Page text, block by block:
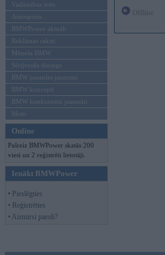
Vadāmības tests
Autosports
BMWPower aktuāli
Reklāmas raksti
Mēneša BMW
Sērijveida tūnings
BMW pasaules jaunumi
BMW koncepti
BMW konkurentu jaunumi
Moto
Online
Pašreiz BMWPower skatās 200
viesi un 2 reģistrēti lietotāji.
Ienākt BMWPower
• Pieslēgties
• Reģistrēties
• Aizmirsi paroli?